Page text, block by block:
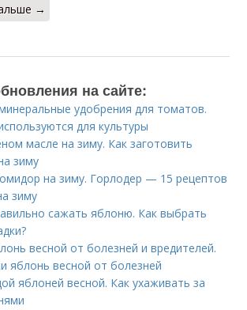
→
на сайте:
удобрения для томатов.
для культуры
масле на зиму. Как заготовить
зиму
на зиму. Горлодер — 15 рецептов
зиму
сажать яблоню. Как выбрать
весной от болезней и вредителей.
яблонь весной от болезней
яблоней весной. Как ухаживать за